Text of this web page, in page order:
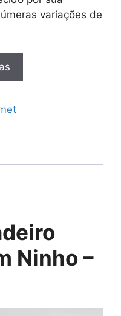
variações de
Ninho –